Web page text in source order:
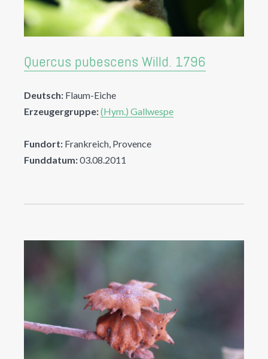
Quercus pubescens Willd. 1796
Deutsch: Flaum-Eiche
Erzeugergruppe:(Hym.) Gallwespe
Fundort: Frankreich, Provence
Funddatum:03.08.2011